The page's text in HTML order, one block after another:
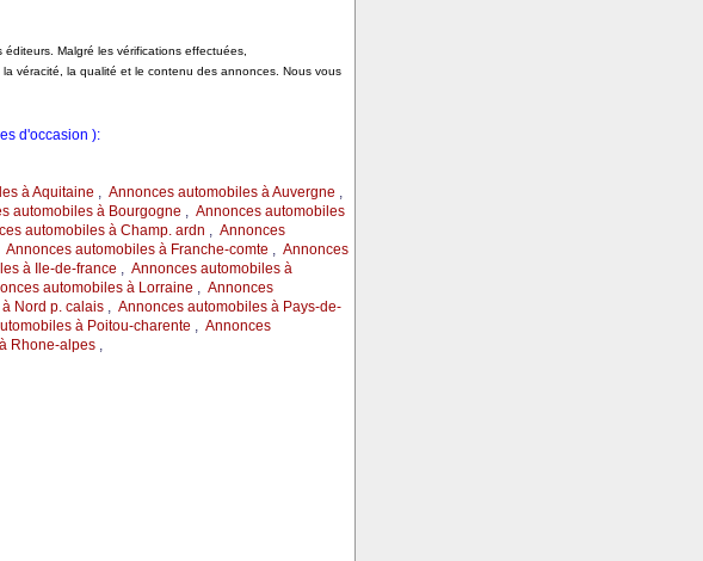
Malgré les vérifications effectuées,
véracité, la qualité et le contenu des annonces. Nous vous
d'occasion ):
à Aquitaine , Annonces automobiles à Auvergne ,
automobiles à Bourgogne , Annonces automobiles
automobiles à Champ. ardn , Annonces
Annonces automobiles à Franche-comte , Annonces
à Ile-de-france , Annonces automobiles à
automobiles à Lorraine , Annonces
Nord p. calais, Annonces automobiles à Pays-de-
à Poitou-charente , Annonces
Rhone-alpes,